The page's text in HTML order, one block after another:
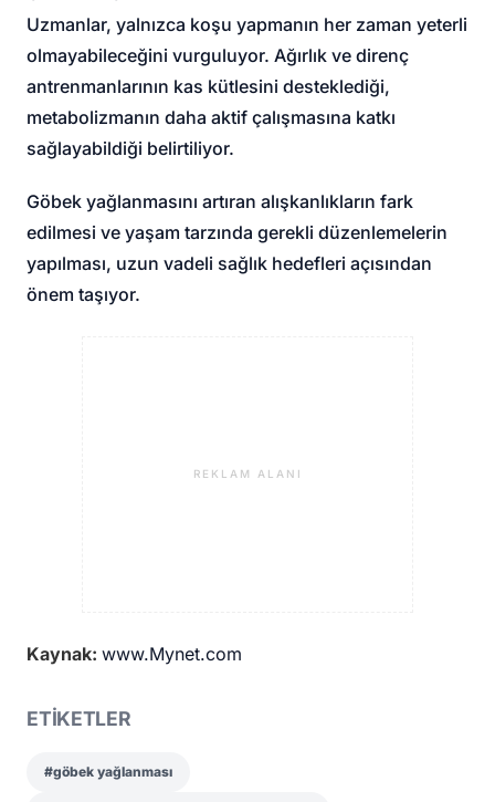
Uzmanlar, yalnızca koşu yapmanın her zaman yeterli
olmayabileceğini vurguluyor. Ağırlık ve direnç
antrenmanlarının kas kütlesini desteklediği,
metabolizmanın daha aktif çalışmasına katkı
sağlayabildiği belirtiliyor.
Göbek yağlanmasını artıran alışkanlıkların fark
edilmesi ve yaşam tarzında gerekli düzenlemelerin
yapılması, uzun vadeli sağlık hedefleri açısından
önem taşıyor.
REKLAM ALANI
Kaynak: www.Mynet.com
ETİKETLER
#göbek yağlanması